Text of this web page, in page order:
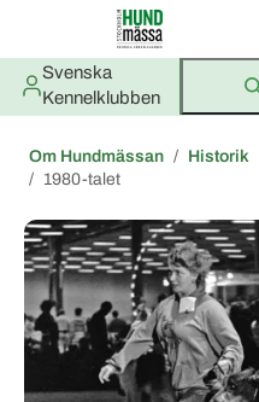
Svenska
Kennelklubben
Om Hundmässan Historik
1980-talet